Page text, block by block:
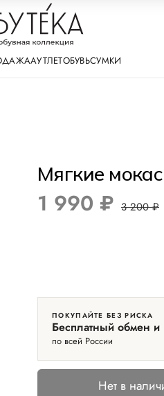
АУТЛЕТОБУВЬСУМКИ
Мягкие
1 990 ₽ 3 200 ₽
ПОКУПАЙТЕ БЕЗ РИСКА
Бесплатный обмен и
по всей России
Нет в